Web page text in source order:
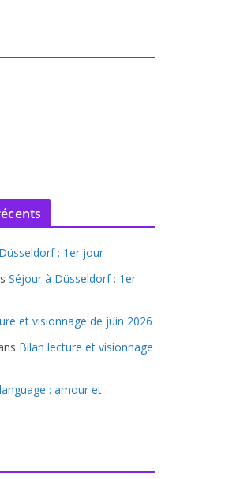
: 1er jour
Séjour à Düsseldorf : 1er
et visionnage de juin 2026
Bilan lecture et visionnage
: amour et